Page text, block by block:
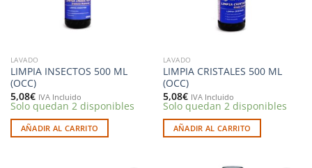
LAVADO
LIMPIA INSECTOS 500 ML
(OCC)
5,08€ IVA Incluido
Solo quedan 2 disponibles
AÑADIR AL CARRITO
LAVADO
LIMPIA CRISTALES 500 ML
(OCC)
5,08€ IVA Incluido
Solo quedan 2 disponibles
AÑADIR AL CARRITO